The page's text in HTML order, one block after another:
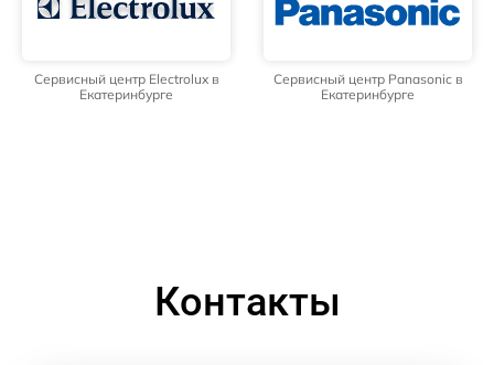
Сервисный центр Electrolux в
Екатеринбурге
Сервисный центр Panasonic в
Екатеринбурге
Контакты